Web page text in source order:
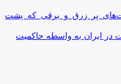
پر زرق‌ و برقی که پشت
در ایران به واسطه حاکمیت